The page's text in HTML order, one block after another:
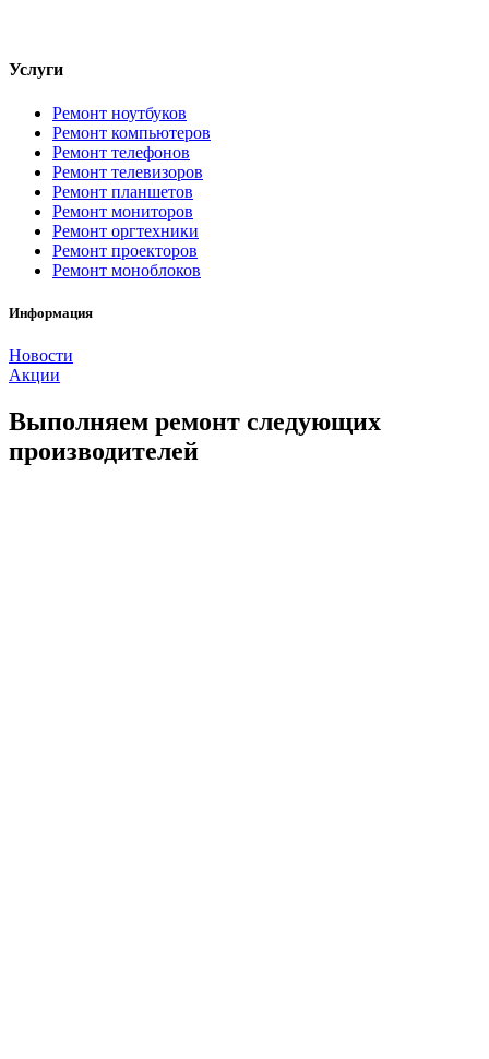
Услуги
Ремонт ноутбуков
Ремонт компьютеров
Ремонт телефонов
Ремонт телевизоров
Ремонт планшетов
Ремонт мониторов
Ремонт оргтехники
Ремонт проекторов
Ремонт моноблоков
Информация
Новости
Акции
Выполняем ремонт следующих
производителей